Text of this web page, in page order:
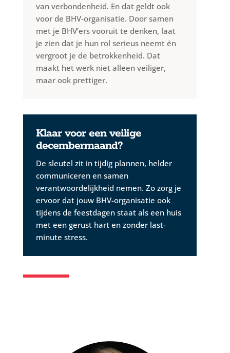
van verbondenheid. En dat geldt ook
voor de BHV-organisatie. Door samen
met je BHV’ers vooruit te denken, laat
je zien dat je hun rol serieus neemt én
vergroot je de betrokkenheid. Dat
maakt het werk niet alleen veiliger,
maar ook prettiger.
Klaar voor een veilige
decembermaand?
De sleutel zit in tijdig plannen, helder
communiceren en samen
verantwoordelijkheid nemen. Zo zorg je
ervoor dat jouw BHV-organisatie ook
tijdens de feestdagen staat als een huis
met een gerust hart en zonder last-
minute stress.